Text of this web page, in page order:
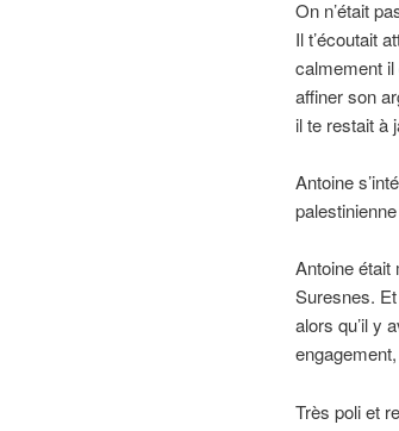
On n’était
Il t’écoutait
calmement
affiner son
il te restait à
Antoine
Antoine était
Suresnes.
alors qu’il y
Très poli et